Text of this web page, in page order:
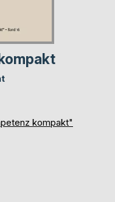
kompakt"